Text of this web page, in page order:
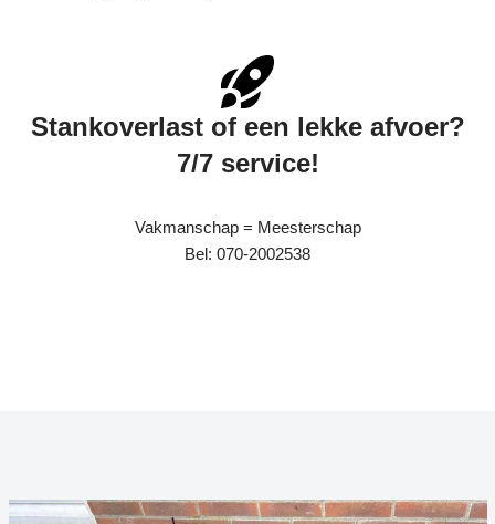
Stankoverlast of een lekke afvoer?
7/7 service!
Vakmanschap = Meesterschap
Bel: 070-2002538